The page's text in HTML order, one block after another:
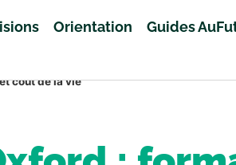
Orientation Guides
coût de la vie